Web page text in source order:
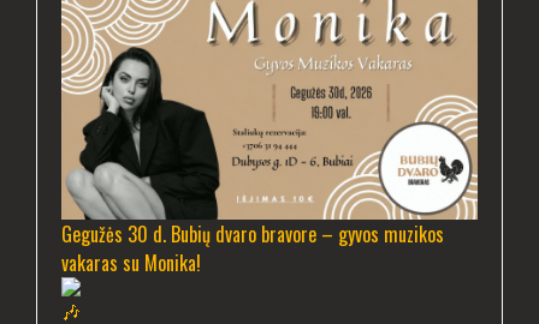
Gegužės 30 d. Bubių dvaro bravore – gyvos muzikos
vakaras su Monika!